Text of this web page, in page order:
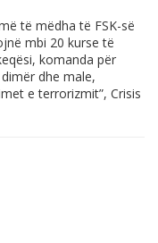
të mëdha të FSK-së
mbi 20 kurse të
komanda për
dhe male,
e terrorizmit”, Crisis